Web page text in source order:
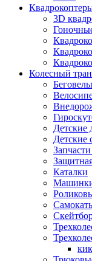
3D
Колесный
Беговелы
Детские
Детские
Каталки